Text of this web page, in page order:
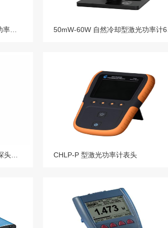
CHLP-P 型激光功率计表头